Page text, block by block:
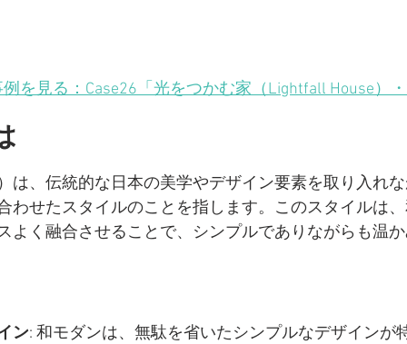
を見る：Case26「光をつかむ家（Lightfall House）・
は、伝統的な日本の美学やデザイン要素を取り入れ
わせたスタイルのことを指します。このスタイルは
よく融合させることで、シンプルでありながらも温
ン: 和モダンは、無駄を省いたシンプルなデザインが